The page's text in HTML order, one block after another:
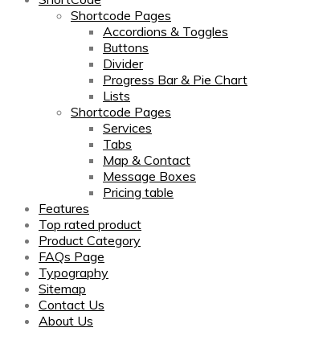
Shortcode Pages
Accordions & Toggles
Buttons
Divider
Progress Bar & Pie Chart
Lists
Shortcode Pages
Services
Tabs
Map & Contact
Message Boxes
Pricing table
Features
Top rated product
Product Category
FAQs Page
Typography
Sitemap
Contact Us
About Us